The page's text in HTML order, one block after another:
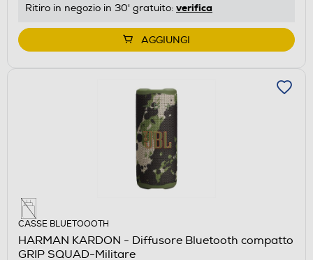
Ritiro in negozio in 30' gratuito: verifica
AGGIUNGI
CASSE BLUETOOOTH
HARMAN KARDON - Diffusore Bluetooth compatto
GRIP SQUAD-Militare